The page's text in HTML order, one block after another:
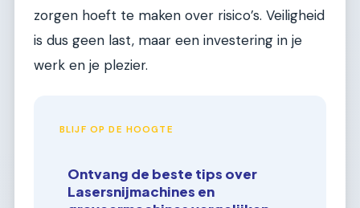
zorgen hoeft te maken over risico’s. Veiligheid
is dus geen last, maar een investering in je
werk en je plezier.
BLIJF OP DE HOOGTE
Ontvang de beste tips over
Lasersnijmachines en